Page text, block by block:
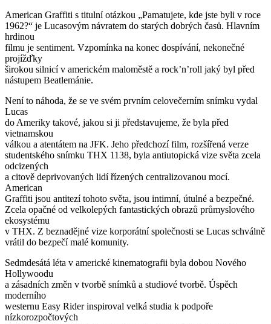
American Graffiti s titulní otázkou „Pamatujete, kde jste byli v roce
1962?“ je Lucasovým návratem do starých dobrých časů. Hlavním
hrdinou
filmu je sentiment. Vzpomínka na konec dospívání, nekonečné
projížďky
širokou silnicí v americkém maloměstě a rock’n’roll jaký byl před
nástupem Beatlemánie.
Není to náhoda, že se ve svém prvním celovečerním snímku vydal
Lucas
do Ameriky takové, jakou si ji představujeme, že byla před
vietnamskou
válkou a atentátem na JFK. Jeho předchozí film, rozšířená verze
studentského snímku THX 1138, byla antiutopická vize světa zcela
odcizených
a citově deprivovaných lidí řízených centralizovanou mocí.
American
Graffiti jsou antitezí tohoto světa, jsou intimní, útulné a bezpečné.
Zcela opačné od velkolepých fantastických obrazů průmyslového
ekosystému
v THX. Z beznadějné vize korporátní společnosti se Lucas schválně
vrátil do bezpečí malé komunity.
Sedmdesátá léta v americké kinematografii byla dobou Nového
Hollywoodu
a zásadních změn v tvorbě snímků a studiové tvorbě. Úspěch
moderního
westernu Easy Rider inspiroval velká studia k podpoře
nízkorozpočtových